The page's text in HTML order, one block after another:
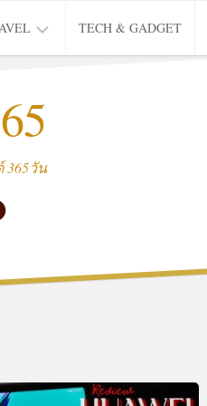
TECH & GADGET
365วัน